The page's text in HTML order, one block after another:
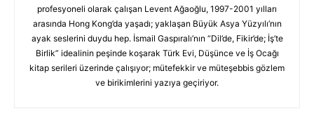
profesyoneli olarak çalışan Levent Ağaoğlu, 1997-2001 yılları
arasında Hong Kong’da yaşadı; yaklaşan Büyük Asya Yüzyılı’nın
ayak seslerini duydu hep. İsmail Gaspıralı’nın “Dil’de, Fikir’de; İş’te
Birlik” idealinin peşinde koşarak Türk Evi, Düşünce ve İş Ocağı
kitap serileri üzerinde çalışıyor; mütefekkir ve müteşebbis gözlem
ve birikimlerini yazıya geçiriyor.